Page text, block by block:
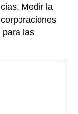
Medir la
para las